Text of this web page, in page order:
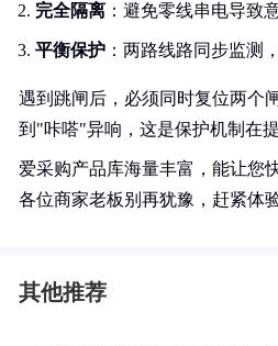
完全隔离 ：避免零线串电导致
平衡保护 ：两路线路同步监测
遇到跳闸后，必须同时复位两个
到"咔嗒"异响，这是保护机制在
爱采购产品库海量丰富，能让您
各位商家老板别再犹豫，赶紧体
其他推荐